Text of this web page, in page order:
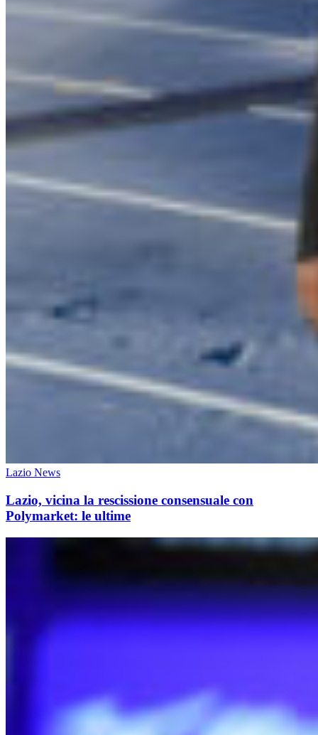
Lazio News
Lazio, vicina la rescissione consensuale con
Polymarket: le ultime